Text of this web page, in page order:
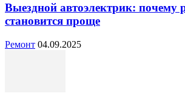
Выездной автоэлектрик:
становится проще
Ремонт 04.09.2025